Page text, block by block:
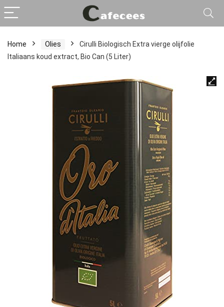
Home Olies
Cirulli Biologisch Extra vierge olijfolie
Italiaans koud extract, Bio Can (5 Liter)